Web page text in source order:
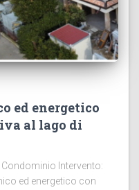
ed energetico
al lago di
Intervento:
ed energetico con